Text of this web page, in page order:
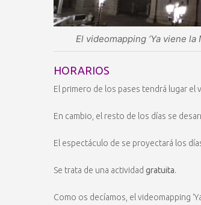
El videomapping ‘Ya viene
HORARIOS
El primero de los pases tendrá lugar el
En cambio, el resto de los días se
El espectáculo de se proyectará los
Se trata de una actividad gratuita.
Como os decíamos, el videomapping